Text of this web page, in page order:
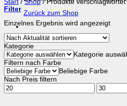
Zurück zum Shop
Start / Shop /Produkte verschlagwortet
Filter
Einzelnes Ergebnis wird angezeigt
Kategorie
Kategorie
Filtern nach Farbe
Beliebige Farbe
Nach Preis filtern
Min.
Preis
Max.
Preis